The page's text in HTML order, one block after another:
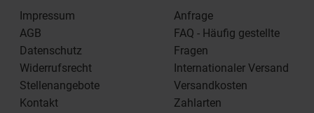
Impressum
AGB
Datenschutz
Widerrufsrecht
Stellenangebote
Kontakt
Anfrage
FAQ - Häufig gestellte
Fragen
Internationaler Versand
Versandkosten
Zahlarten